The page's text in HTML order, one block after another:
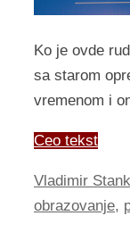
Ko je ovde
sa starom
vremenom i
Ceo tekst
Vladimir
obrazovanje,